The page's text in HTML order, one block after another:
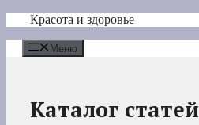
Перейти
содержимому
Красота и здоровье
Меню
Каталог статей